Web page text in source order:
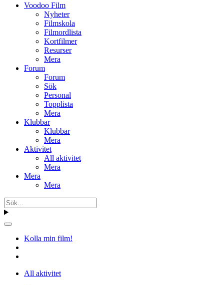
Voodoo Film
Nyheter
Filmskola
Filmordlista
Kortfilmer
Resurser
Mera
Forum
Forum
Sök
Personal
Topplista
Mera
Klubbar
Klubbar
Mera
Aktivitet
All aktivitet
Mera
Mera
Mera
Kolla min film!
All aktivitet